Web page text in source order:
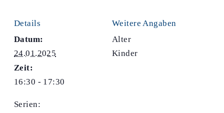
Details
Datum:
24.01.2025
Zeit:
16:30 - 17:30
Serien:
Weitere Angaben
Alter
Kinder